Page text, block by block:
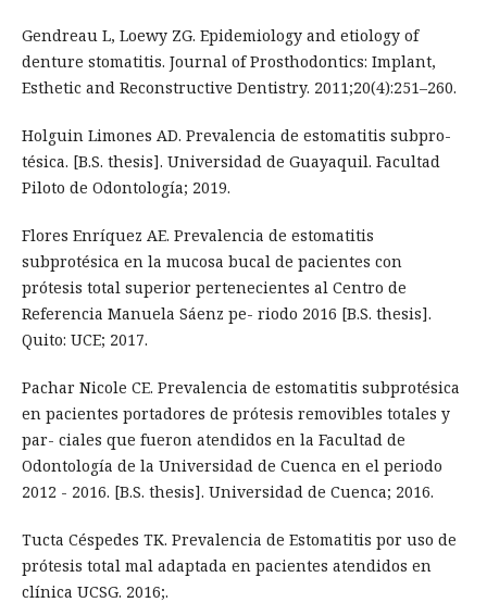
Gendreau L, Loewy ZG. Epidemiology and etiology of
denture stomatitis. Journal of Prosthodontics: Implant,
Esthetic and Reconstructive Dentistry. 2011;20(4):251–260.
Holguin Limones AD. Prevalencia de estomatitis subpro-
tésica. [B.S. thesis]. Universidad de Guayaquil. Facultad
Piloto de Odontología; 2019.
Flores Enríquez AE. Prevalencia de estomatitis
subprotésica en la mucosa bucal de pacientes con
prótesis total superior pertenecientes al Centro de
Referencia Manuela Sáenz pe- riodo 2016 [B.S. thesis].
Quito: UCE; 2017.
Pachar Nicole CE. Prevalencia de estomatitis subprotésica
en pacientes portadores de prótesis removibles totales y
par- ciales que fueron atendidos en la Facultad de
Odontología de la Universidad de Cuenca en el periodo
2012 - 2016. [B.S. thesis]. Universidad de Cuenca; 2016.
Tucta Céspedes TK. Prevalencia de Estomatitis por uso de
prótesis total mal adaptada en pacientes atendidos en
clínica UCSG. 2016;.